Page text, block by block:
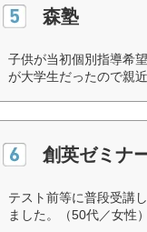
森塾
子供が当初個別指導希
が大学生だったので親
創英ゼミナ
テスト前等に普段受講
ました。（50代／女性）